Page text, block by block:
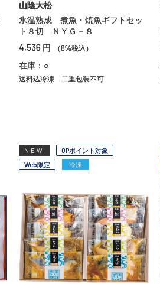
山陰大松
氷温熟成 煮魚・焼魚ギフトセッ
ト８切 ＮＹＧ－８
4,536 円 （8%税込）
在庫：○
送料込冷凍 二重包装不可
NEW
OPポイント対象
Web限定
冷凍